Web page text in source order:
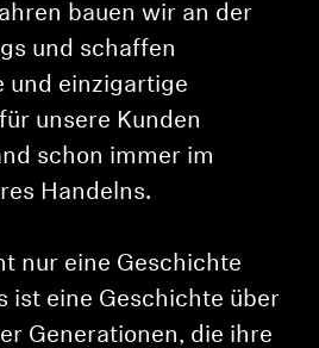
bauen wir an der
und schaffen
und einzigartige
unsere Kunden
schon immer im
Handelns.
nur eine Geschichte
ist eine Geschichte über
Generationen, die ihre